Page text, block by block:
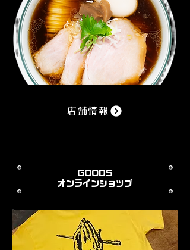
店舗情報
GOODS
​オンラインショップ